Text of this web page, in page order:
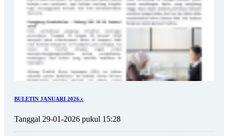
BULETIN JANUARI 2026.c
Tanggal 29-01-2026 pukul 15:28